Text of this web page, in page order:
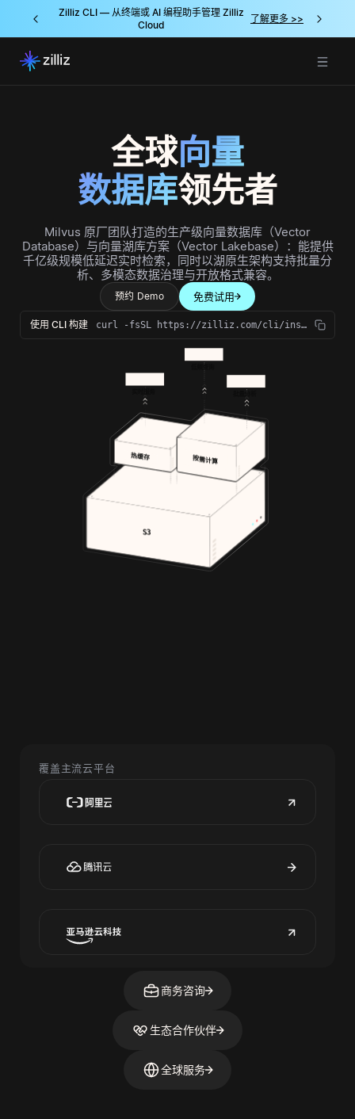
解更多 >>
Zilliz CLI — 从终端或 AI 编程助手管理 Zilliz
Cloud
了解更多 >>
据库开创
全球向量
数据库领先者
Milvus 原厂团队打造的生产级向量数据库（Vector
Database）与向量湖库方案（Vector Lakebase）：能提供
千亿级规模低延迟实时检索，同时以湖原生架构支持批量分
析、多模态数据治理与开放格式兼容。
预约 Demo 免费试用
使用 CLI 构建 curl -fsSL https://zilliz.com/cli/install.sh | bash
S3
热缓存 按需计算
覆盖主流云平台
商务咨询
生态合作伙伴
全球服务